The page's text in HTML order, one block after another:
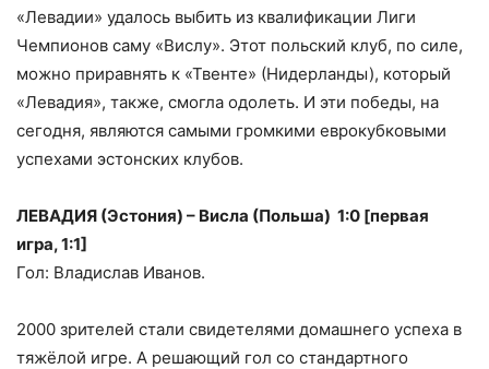
«Левадии» удалось выбить из квалификации Лиги
Чемпионов саму «Вислу». Этот польский клуб, по силе,
можно приравнять к «Твенте» (Нидерланды), который
«Левадия», также, смогла одолеть. И эти победы, на
сегодня, являются самыми громкими еврокубковыми
успехами эстонских клубов.
ЛЕВАДИЯ (Эстония) – Висла (Польша) 1:0 [первая
игра, 1:1]
Гол: Владислав Иванов.
2000 зрителей стали свидетелями домашнего успеха в
тяжёлой игре. А решающий гол со стандартного